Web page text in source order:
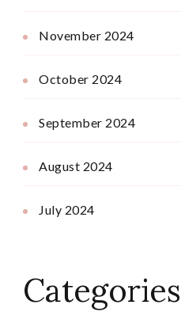
November 2024
October 2024
September 2024
August 2024
July 2024
Categories